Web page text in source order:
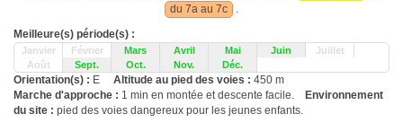
du 7a au 7c
.
Meilleure(s) période(s) :
Janvier Février Mars Avril Mai Juin
Juillet
Août
Sept. Oct. Nov. Déc.
Orientation(s) : E Altitude au pied des voies : 450 m
Marche d'approche : 1 min en montée et descente facile.
Environnement
du site : pied des voies dangereux pour les jeunes enfants.